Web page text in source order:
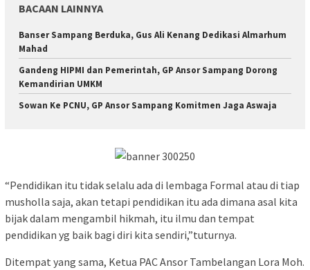
BACAAN LAINNYA
Banser Sampang Berduka, Gus Ali Kenang Dedikasi Almarhum
Mahad
Gandeng HIPMI dan Pemerintah, GP Ansor Sampang Dorong
Kemandirian UMKM
Sowan Ke PCNU, GP Ansor Sampang Komitmen Jaga Aswaja
“Pendidikan itu tidak selalu ada di lembaga Formal atau di tiap
musholla saja, akan tetapi pendidikan itu ada dimana asal kita
bijak dalam mengambil hikmah, itu ilmu dan tempat
pendidikan yg baik bagi diri kita sendiri,”tuturnya.
Ditempat yang sama, Ketua PAC Ansor Tambelangan Lora Moh.